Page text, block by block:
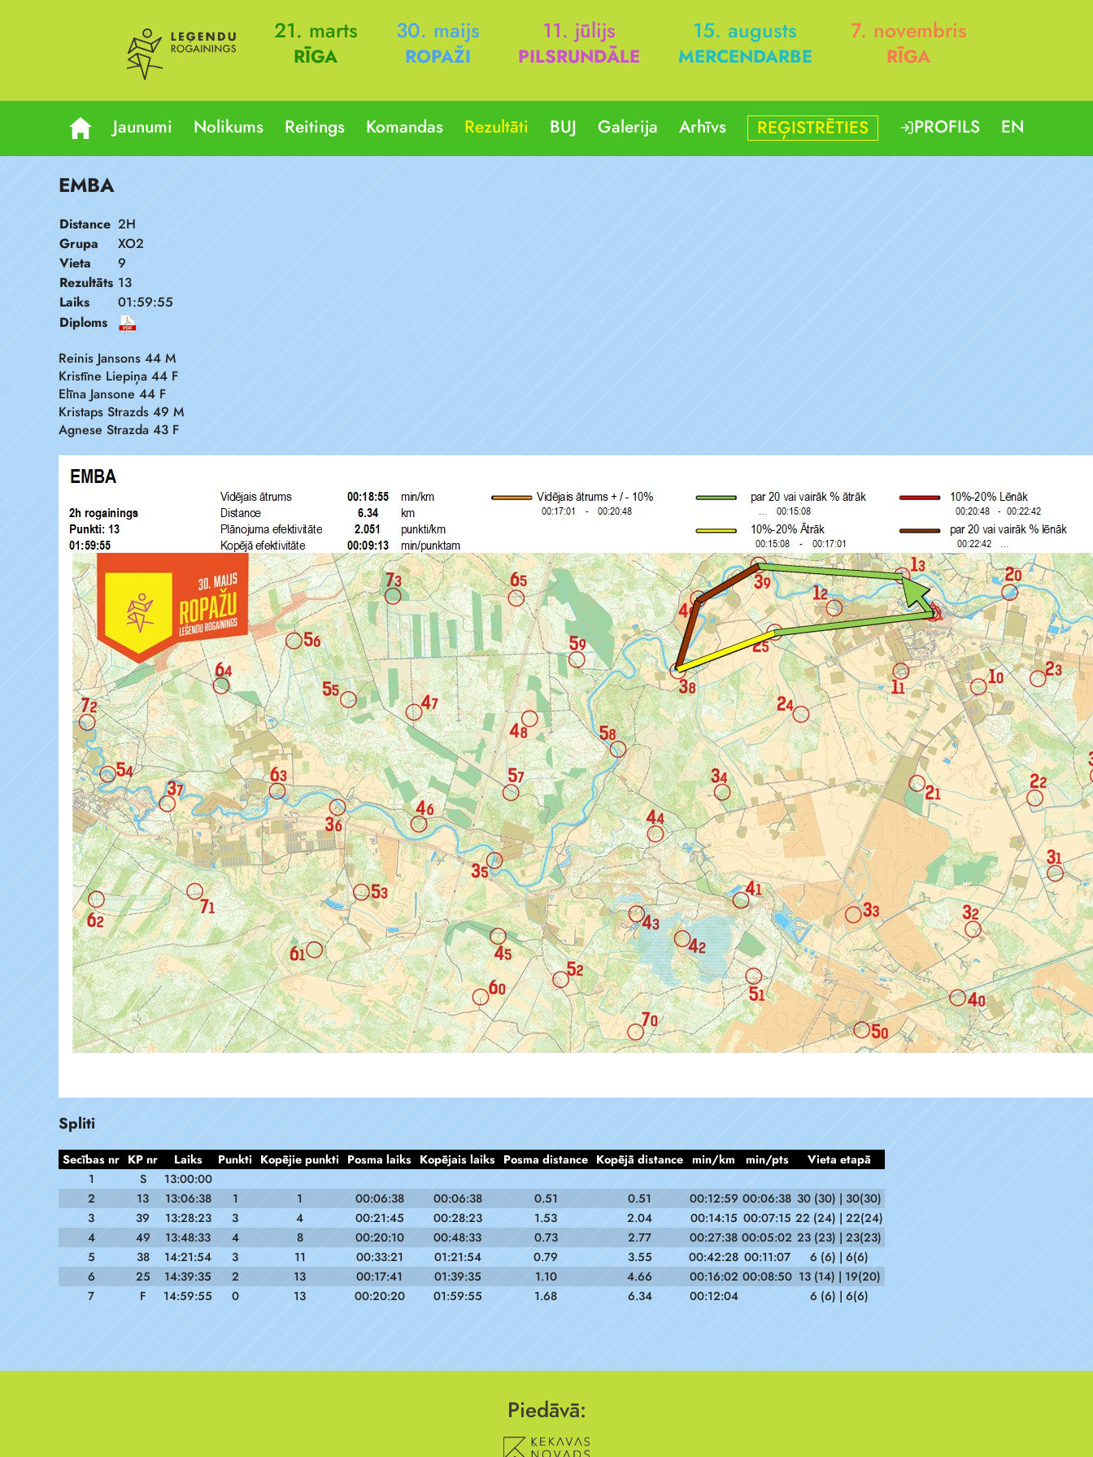
21. marts
RĪGA
30. maijs
ROPAŽI
11. jūlijs
PILSRUNDĀLE
15. augusts
MERCENDARBE
7. novembris
RĪGA
Jaunumi Nolikums Reitings Komandas Rezultāti BUJ Galerija Arhīvs REĢISTRĒTIES PROFILS EN
EMBA
Distance 2H
Grupa
XO2
Vieta
9
Rezultāts 13
Laiks
01:59:55
Diploms
Reinis Jansons 44 M
Kristīne Liepiņa 44 F
Elīna Jansone 44 F
Kristaps Strazds 49 M
Agnese Strazda 43 F
Spliti
Secības nr KP nr Laiks Punkti Kopējie punkti Posma laiks Kopējais laiks Posma distance Kopējā distance min/km min/pts
Vieta etapā
1
S
13:00:00
2
13 13:06:38 1 1 00:06:38 00:06:38 0.51 0.51 00:12:59 00:06:38 30 (30) | 30(30)
3
39 13:28:23 3 4 00:21:45 00:28:23 1.53 2.04 00:14:15 00:07:15 22 (24) | 22(24)
4
49 13:48:33 4 8 00:20:10 00:48:33 0.73 2.77 00:27:38 00:05:02 23 (23) | 23(23)
5
38 14:21:54 3 11 00:33:21 01:21:54 0.79 3.55 00:42:28 00:11:07
6 (6) | 6(6)
6
25 14:39:35 2 13 00:17:41 01:39:35 1.10 4.66 00:16:02 00:08:50 13 (14) | 19(20)
7
F 14:59:55 0 13 00:20:20 01:59:55 1.68 6.34 00:12:04 6 (6) | 6(6)
Piedāvā: